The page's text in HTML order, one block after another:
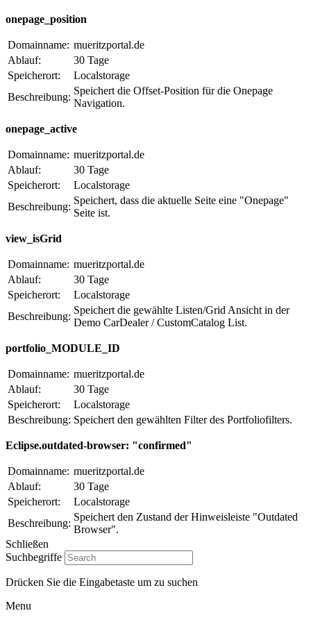
onepage_position
Domainname: mueritzportal.de
Ablauf:
30 Tage
Speicherort:
Localstorage
Beschreibung:
Speichert die Offset-Position für die Onepage
Navigation.
onepage_active
Domainname: mueritzportal.de
Ablauf:
30 Tage
Speicherort:
Localstorage
Beschreibung:
Speichert, dass die aktuelle Seite eine "Onepage"
Seite ist.
view_isGrid
Domainname: mueritzportal.de
Ablauf:
30 Tage
Speicherort:
Localstorage
Beschreibung:
Speichert die gewählte Listen/Grid Ansicht in der
Demo CarDealer / CustomCatalog List.
portfolio_MODULE_ID
Domainname: mueritzportal.de
Ablauf:
30 Tage
Speicherort:
Localstorage
Beschreibung: Speichert den gewählten Filter des Portfoliofilters.
Eclipse.outdated-browser: "confirmed"
Domainname: mueritzportal.de
Ablauf:
30 Tage
Speicherort:
Localstorage
Beschreibung:
Speichert den Zustand der Hinweisleiste "Outdated
Browser".
Schließen
Suchbegriffe
Drücken Sie die Eingabetaste um zu suchen
Menu